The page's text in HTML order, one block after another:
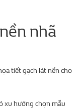
nhã
tiết gạch lát nền cho
xu hướng chọn mẫu